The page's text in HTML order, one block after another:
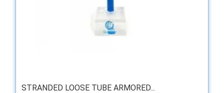
STRANDED LOOSE TUBE ARMORED...